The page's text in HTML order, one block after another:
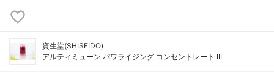
資生堂(SHISEIDO)
アルティミューン パワライジング コンセントレート III